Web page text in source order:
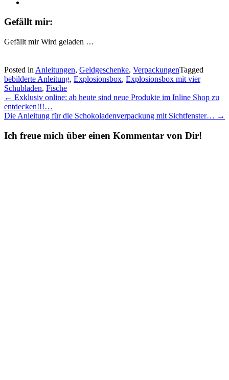
Gefällt mir:
Gefällt mir Wird geladen …
Posted in Anleitungen, Geldgeschenke, VerpackungenTagged
bebilderte Anleitung, Explosionsbox, Explosionsbox mit vier
Schubladen, Fische
Post
navigation
← Exklusiv online: ab heute sind neue Produkte im Inline Shop zu
entdecken!!!…
Die Anleitung für die Schokoladenverpackung mit Sichtfenster… →
Ich freue mich über einen Kommentar von Dir!